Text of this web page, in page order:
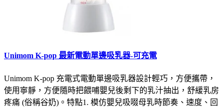
Unimom K-pop 最新電動單邊吸乳器-可充電
Unimom K-pop 充電式電動單邊吸乳器設計輕巧，方便攜帶，
使用寧靜，方便隨時把餵哺嬰兒後剩下的乳汁抽出，舒緩乳房
疼痛 (俗稱谷奶)。特點1. 模仿嬰兒吸啜母乳時節奏、速度、回